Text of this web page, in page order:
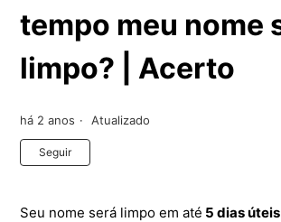
tempo meu nome
limpo? | Acerto
há 2 anos Atualizado
Seguir
Seu nome será limpo em até 5 dias